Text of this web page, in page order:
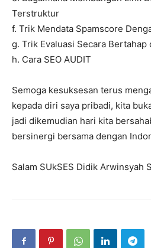
Terstruktur
f. Trik Mendata Spamscore
g. Trik Evaluasi Secara Bertahap
h. Cara SEO AUDIT
Semoga kesuksesan terus
kepada diri saya pribadi, kita
jadi dikemudian hari kita
bersinergi bersama dengan
Salam SUkSES Didik Arwinsyah